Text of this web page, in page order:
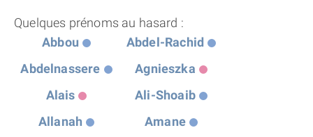
Quelques prénoms au hasard :
Abbou
Abdel-Rachid
Abdelnassere
Agnieszka
Alais
Ali-Shoaib
Allanah
Amane